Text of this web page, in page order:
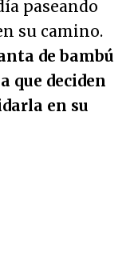
paseando
su camino.
de bambú
que deciden
en su